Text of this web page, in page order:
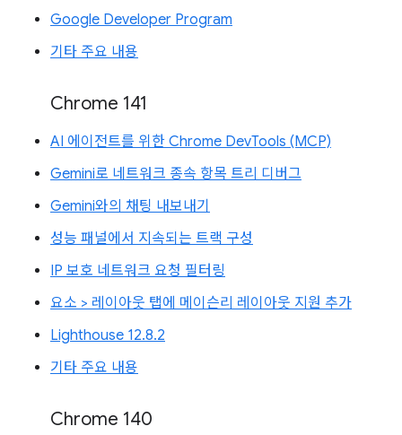
Google Developer Program
기타 주요 내용
Chrome 141
AI 에이전트를 위한 Chrome DevTools (MCP)
Gemini로 네트워크 종속 항목 트리 디버그
Gemini와의 채팅 내보내기
성능 패널에서 지속되는 트랙 구성
IP 보호 네트워크 요청 필터링
요소 > 레이아웃 탭에 메이슨리 레이아웃 지원 추가
Lighthouse 12.8.2
기타 주요 내용
Chrome 140